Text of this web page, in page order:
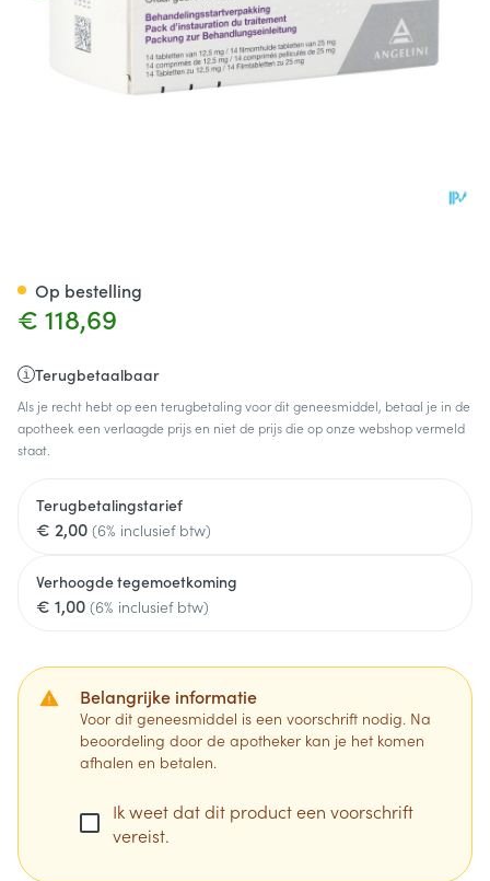
€ 118,69
Terugbetaalbaar
Als je recht hebt op een terugbetaling voor dit geneesmiddel, betaal je in de
apotheek een verlaagde prijs en niet de prijs die op onze webshop vermeld
staat.
Terugbetalingstarief
€ 2,00 (6% inclusief btw)
Verhoogde tegemoetkoming
€ 1,00 (6% inclusief btw)
Belangrijke informatie
Voor dit geneesmiddel is een voorschrift nodig. Na
beoordeling door de apotheker kan je het komen
afhalen en betalen.
Ik weet dat dit product een voorschrift
vereist.
Op bestelling